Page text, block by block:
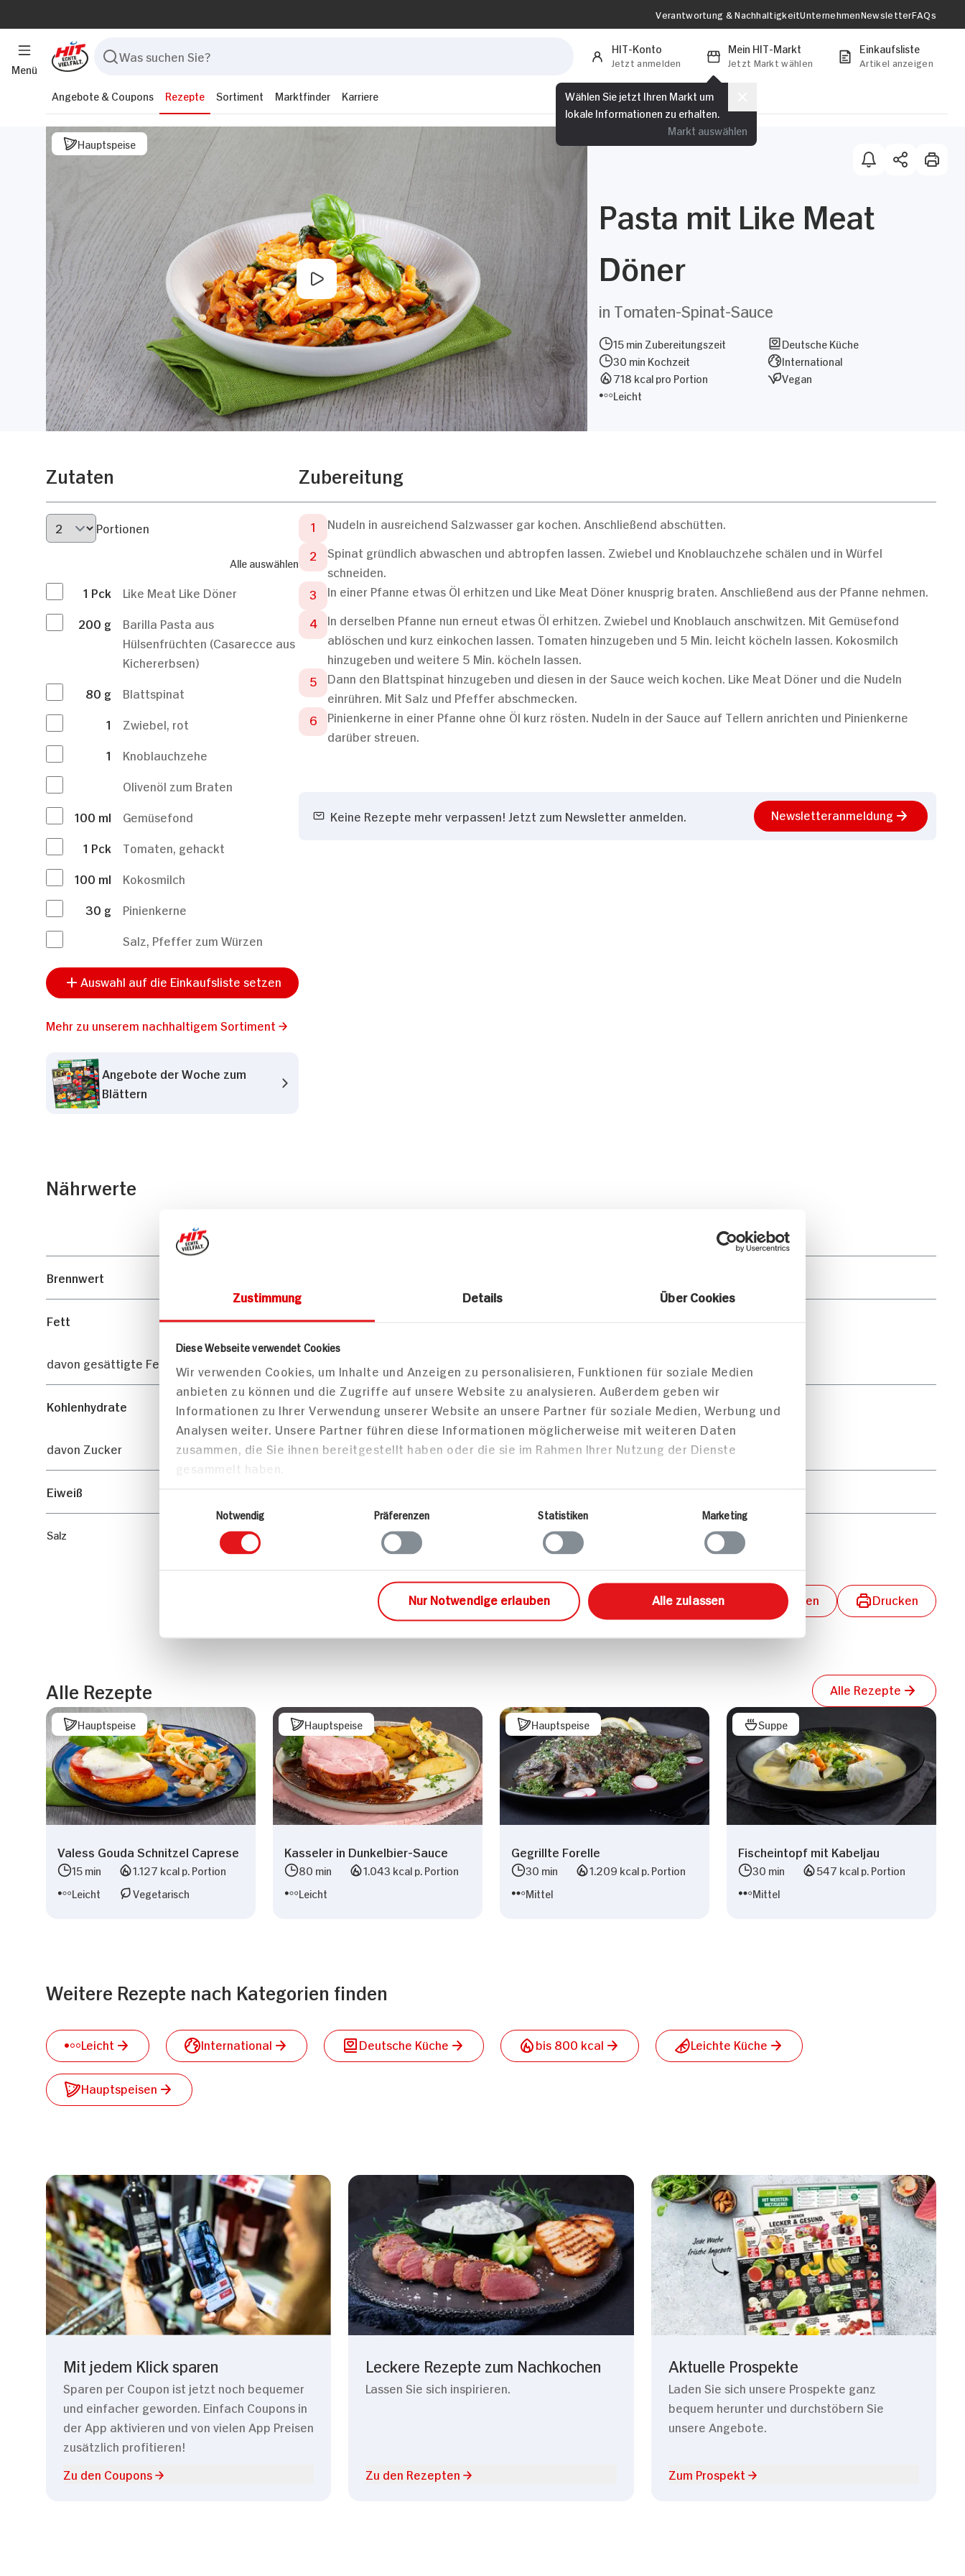
Zustimmung Details Über Cookies
Diese Webseite verwendet Cookies
Wir verwenden Cookies, um Inhalte und Anzeigen zu personalisieren, Funktionen für soziale Medien
anbieten zu können und die Zugriffe auf unsere Website zu analysieren. Außerdem geben wir
Informationen zu Ihrer Verwendung unserer Website an unsere Partner für soziale Medien, Werbung und
Analysen weiter. Unsere Partner führen diese Informationen möglicherweise mit weiteren Daten
zusammen, die Sie ihnen bereitgestellt haben oder die sie im Rahmen Ihrer Nutzung der Dienste
gesammelt haben.
Notwendig
Präferenzen Statistiken Marketing
Nur Notwendige erlauben Alle zulassen
Menü
Verantwortung & NachhaltigkeitUnternehmenNewsletterFAQs
HIT-Konto
Jetzt anmelden
Mein HIT-Markt
Jetzt Markt wählen
Wählen Sie jetzt Ihren Markt um
lokale Informationen zu erhalten.
Markt auswählen
Einkaufsliste
Artikel anzeigen
Angebote & Coupons Rezepte Sortiment Marktfinder Karriere
Hauptspeise
Pasta mit Like Meat
Döner
in Tomaten-Spinat-Sauce
15 min Zubereitungszeit
30 min Kochzeit
718 kcal pro Portion
Leicht
Deutsche Küche
International
Vegan
Zutaten
Portionen
Alle auswählen
1 Pck
Like Meat Like Döner
200 g
Barilla Pasta aus
Hülsenfrüchten (Casarecce aus
Kichererbsen)
80 g
Blattspinat
1
Zwiebel, rot
1
Knoblauchzehe
Olivenöl zum Braten
100 ml
Gemüsefond
1 Pck
Tomaten, gehackt
100 ml
Kokosmilch
30 g
Pinienkerne
Salz, Pfeffer zum Würzen
Auswahl auf die Einkaufsliste setzen
Mehr zu unserem nachhaltigem Sortiment
Angebote der Woche zum
Blättern
Zubereitung
Nudeln in ausreichend Salzwasser gar kochen. Anschließend abschütten.
Spinat gründlich abwaschen und abtropfen lassen. Zwiebel und Knoblauchzehe schälen und in Würfel
schneiden.
In einer Pfanne etwas Öl erhitzen und Like Meat Döner knusprig braten. Anschließend aus der Pfanne nehmen.
In derselben Pfanne nun erneut etwas Öl erhitzen. Zwiebel und Knoblauch anschwitzen. Mit Gemüsefond
ablöschen und kurz einkochen lassen. Tomaten hinzugeben und 5 Min. leicht köcheln lassen. Kokosmilch
hinzugeben und weitere 5 Min. köcheln lassen.
Dann den Blattspinat hinzugeben und diesen in der Sauce weich kochen. Like Meat Döner und die Nudeln
einrühren. Mit Salz und Pfeffer abschmecken.
Pinienkerne in einer Pfanne ohne Öl kurz rösten. Nudeln in der Sauce auf Tellern anrichten und Pinienkerne
darüber streuen.
Keine Rezepte mehr verpassen! Jetzt zum Newsletter anmelden. Newsletteranmeldung
Nährwerte
pro Portion
Brennwert
Fett
davon gesättigte Fettsäuren
Kohlenhydrate 20g 96g
davon Zucker 2g 11g
Eiweiß
Salz
Mitteilungen aktivieren Teilen Drucken
Alle Rezepte Alle Rezepte
Hauptspeise
Valess Gouda Schnitzel Caprese
15 min
1.127 kcal p. Portion
Leicht
Vegetarisch
Hauptspeise
Kasseler in Dunkelbier-Sauce
80 min
1.043 kcal p. Portion
Leicht
Hauptspeise
Gegrillte Forelle
30 min
1.209 kcal p. Portion
Mittel
Suppe
Fischeintopf mit Kabeljau
30 min
547 kcal p. Portion
Mittel
Weitere Rezepte nach Kategorien finden
Leicht International Deutsche Küche bis 800 kcal Leichte Küche
Hauptspeisen
Mit jedem Klick sparen
Sparen per Coupon ist jetzt noch bequemer
und einfacher geworden. Einfach Coupons in
der App aktivieren und von vielen App Preisen
zusätzlich profitieren!
Zu den Coupons
Leckere Rezepte zum Nachkochen
Lassen Sie sich inspirieren.
Zu den Rezepten
Aktuelle Prospekte
Laden Sie sich unsere Prospekte ganz
bequem herunter und durchstöbern Sie
unsere Angebote.
Zum Prospekt